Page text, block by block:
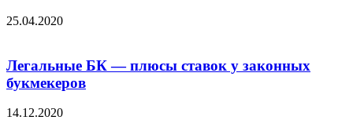
25.04.2020
Легальные БК — плюсы ставок у законных
букмекеров
14.12.2020